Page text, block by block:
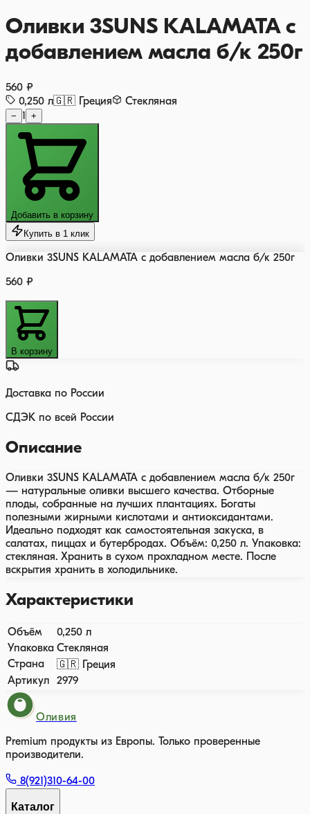
Оливки 3SUNS KALAMATA с
добавлением масла б/к 250г
560 ₽
0,250 л🇬🇷 Греция Стекляная
− 1 +
Добавить в корзину
Купить в 1 клик
Оливки 3SUNS KALAMATA с добавлением масла б/к 250г
560 ₽
В корзину
Доставка по России
СДЭК по всей России
Описание
Оливки 3SUNS KALAMATA с добавлением масла б/к 250г
— натуральные оливки высшего качества. Отборные
плоды, собранные на лучших плантациях. Богаты
полезными жирными кислотами и антиоксидантами.
Идеально подходят как самостоятельная закуска, в
салатах, пиццах и бутербродах. Объём: 0,250 л. Упаковка:
стекляная. Хранить в сухом прохладном месте. После
вскрытия хранить в холодильнике.
Характеристики
Объём
0,250 л
Упаковка Стекляная
Страна
🇬🇷 Греция
Артикул
2979
Оливия
Premium продукты из Европы. Только проверенные
производители.
8(921)310-64-00
Каталог